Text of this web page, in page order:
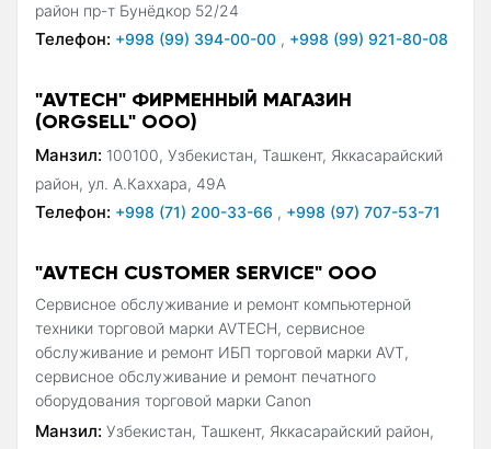
район пр-т Бунёдкор 52/24
Телефон: +998 (99) 394-00-00 , +998 (99) 921-80-08
"AVTECH" ФИРМЕННЫЙ МАГАЗИН
(ORGSELL" ООО)
Манзил: 100100, Узбекистан, Ташкент, Яккасарайский
район, ул. А.Каххара, 49А
Телефон: +998 (71) 200-33-66 , +998 (97) 707-53-71
"AVTECH CUSTOMER SERVICE" ООО
Сервисное обслуживание и ремонт компьютерной
техники торговой марки AVTECH, сервисное
обслуживание и ремонт ИБП торговой марки AVT,
сервисное обслуживание и ремонт печатного
оборудования торговой марки Canon
Манзил: Узбекистан, Ташкент, Яккасарайский район,